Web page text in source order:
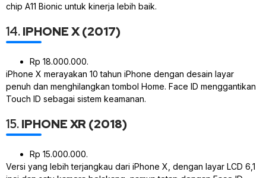
chip A11 Bionic untuk kinerja lebih baik.
14.IPHONE X (2017)
Rp 18.000.000.
iPhone X merayakan 10 tahun iPhone dengan desain layar
penuh dan menghilangkan tombol Home. Face ID menggantikan
Touch ID sebagai sistem keamanan.
15.IPHONE XR (2018)
Rp 15.000.000.
Versi yang lebih terjangkau dari iPhone X, dengan layar LCD 6,1